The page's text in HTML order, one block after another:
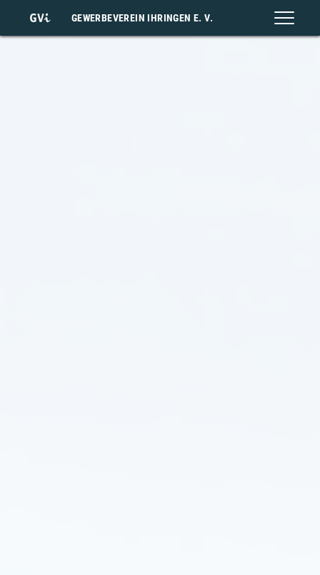
GEWERBEVEREIN IHRINGEN E. V.